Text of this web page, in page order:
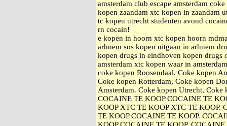
amsterdam club escape amsterdam
kopen zaandam xtc kopen in zaandam
tc kopen utrecht studenten avond
rn cocain!
e kopen in hoorn xtc kopen hoorn
arhnem sos kopen uitgaan in arhnem
kopen drugs in eindhoven kopen drugs
amsterdam xtc kopen waar in
coke kopen Roosendaal. Coke kopen
Coke kopen Rotterdam, Coke kopen
Amsterdam. Coke kopen Utrecht,
COCAINE TE KOOP COCAINE TE
KOOP XTC TE KOOP XTC TE KOOP.
TE KOOP COCAINE TE KOOP.